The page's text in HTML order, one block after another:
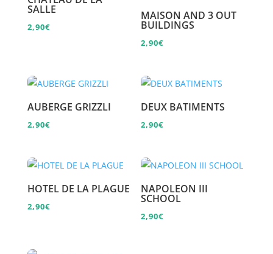
SALLE
2,90€
MAISON AND 3 OUT
BUILDINGS
2,90€
AUBERGE GRIZZLI
2,90€
DEUX BATIMENTS
2,90€
HOTEL DE LA PLAGUE
2,90€
NAPOLEON III
SCHOOL
2,90€